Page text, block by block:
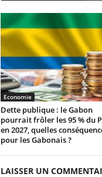
Economie
Dette publique : le Gabon
pourrait frôler les 95 % du
en 2027, quelles
pour les Gabonais ?
LAISSER UN